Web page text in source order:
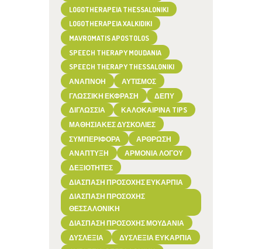
LOGOTHERAPEIA THESSALONIKI
LOGOTHERAPEIA XALKIDIKI
MAVROMATIS APOSTOLOS
SPEECH THERAPY MOUDANIA
SPEECH THERAPY THESSALONIKI
ΑΝΑΠΝΟΉ
ΑΥΤΙΣΜΌΣ
ΓΛΩΣΣΙΚΉ ΈΚΦΡΑΣΗ
ΔΕΠΥ
ΔΙΓΛΩΣΣΊΑ
ΚΑΛΟΚΑΙΡΙΝΆ TIPS
ΜΑΘΗΣΙΑΚΈΣ ΔΥΣΚΟΛΊΕΣ
ΣΥΜΠΕΡΙΦΟΡΆ
ΆΡΘΡΩΣΗ
ΑΝΆΠΤΥΞΗ
ΑΡΜΟΝΊΑ ΛΌΓΟΥ
ΔΕΞΙΌΤΗΤΕΣ
ΔΙΆΣΠΑΣΗ ΠΡΟΣΟΧΉΣ ΕΥΚΑΡΠΊΑ
ΔΙΆΣΠΑΣΗ ΠΡΟΣΟΧΉΣ
ΘΕΣΣΑΛΟΝΊΚΗ
ΔΙΆΣΠΑΣΗ ΠΡΟΣΟΧΉΣ ΜΟΥΔΑΝΙΆ
ΔΥΣΛΕΞΊΑ
ΔΥΣΛΕΞΊΑ ΕΥΚΑΡΠΊΑ